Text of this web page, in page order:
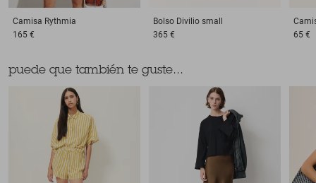
Camisa Rythmia
165 €
Bolso Divilio small
365 €
65 €
puede que también te guste...